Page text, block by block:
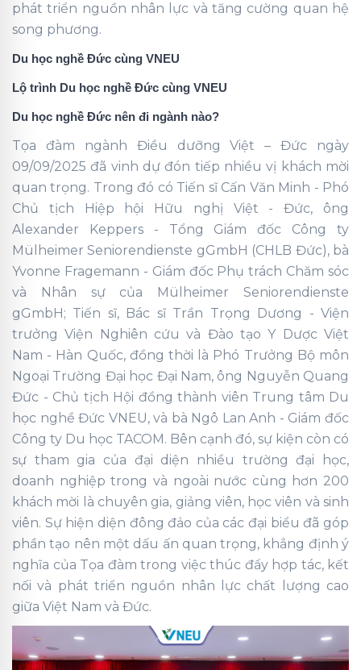
phát triển nguồn nhân lực và tăng cường quan hệ
song phương.
Du học nghề Đức cùng VNEU
Lộ trình Du học nghề Đức cùng VNEU
Du học nghề Đức nên đi ngành nào?
Tọa đàm ngành Điều dưỡng Việt – Đức ngày
09/09/2025 đã vinh dự đón tiếp nhiều vị khách mời
quan trọng. Trong đó có Tiến sĩ Cấn Văn Minh - Phó
Chủ tịch Hiệp hội Hữu nghị Việt - Đức, ông
Alexander Keppers - Tổng Giám đốc Công ty
Mülheimer Seniorendienste gGmbH (CHLB Đức), bà
Yvonne Fragemann - Giám đốc Phụ trách Chăm sóc
và Nhân sự của Mülheimer Seniorendienste
gGmbH; Tiến sĩ, Bác sĩ Trần Trọng Dương - Viện
trưởng Viện Nghiên cứu và Đào tạo Y Dược Việt
Nam - Hàn Quốc, đồng thời là Phó Trưởng Bộ môn
Ngoại Trường Đại học Đại Nam, ông Nguyễn Quang
Đức - Chủ tịch Hội đồng thành viên Trung tâm Du
học nghề Đức VNEU, và bà Ngô Lan Anh - Giám đốc
Công ty Du học TACOM. Bên cạnh đó, sự kiện còn có
sự tham gia của đại diện nhiều trường đại học,
doanh nghiệp trong và ngoài nước cùng hơn 200
khách mời là chuyên gia, giảng viên, học viên và sinh
viên. Sự hiện diện đông đảo của các đại biểu đã góp
phần tạo nên một dấu ấn quan trọng, khẳng định ý
nghĩa của Tọa đàm trong việc thúc đẩy hợp tác, kết
nối và phát triển nguồn nhân lực chất lượng cao
giữa Việt Nam và Đức.